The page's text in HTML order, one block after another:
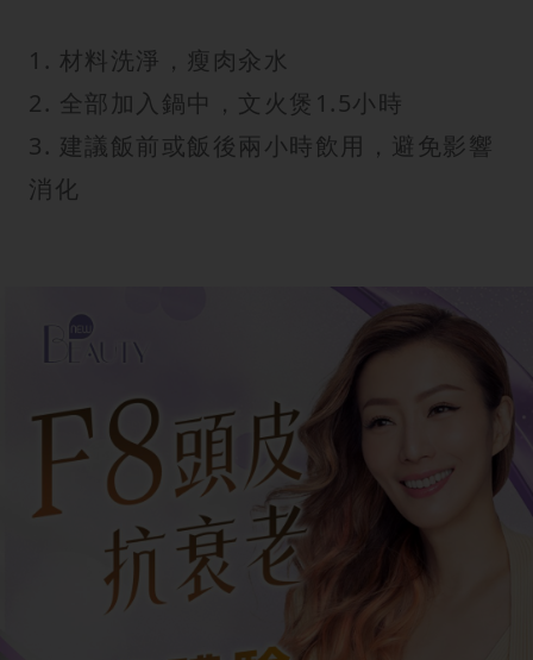
1. 材料洗淨，瘦肉汆水
2. 全部加入鍋中，文火煲1.5小時
3. 建議飯前或飯後兩小時飲用，避免影響
消化